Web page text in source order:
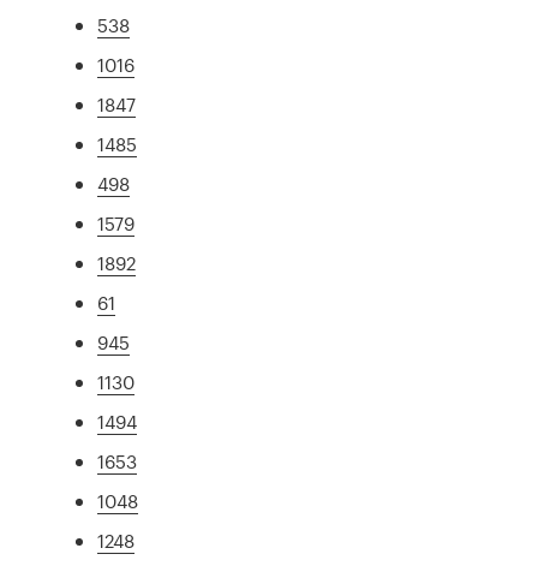
538
1016
1847
1485
498
1579
1892
61
945
1130
1494
1653
1048
1248